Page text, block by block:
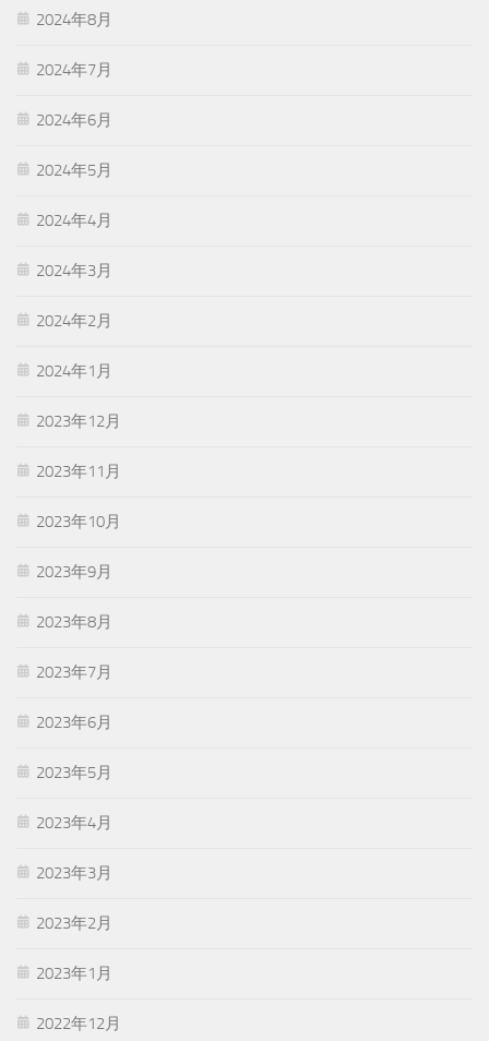
2024年8月
2024年7月
2024年6月
2024年5月
2024年4月
2024年3月
2024年2月
2024年1月
2023年12月
2023年11月
2023年10月
2023年9月
2023年8月
2023年7月
2023年6月
2023年5月
2023年4月
2023年3月
2023年2月
2023年1月
2022年12月